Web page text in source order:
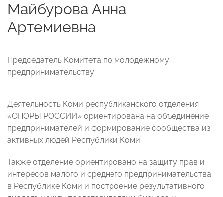
Майбурова Анна
Артемиевна
Председатель Комитета по молодежному
предпринимательству
Деятельность Коми республиканского отделения
«ОПОРЫ РОССИИ» ориентирована на объединение
предпринимателей и формирование сообщества из
активных людей Республики Коми.
Также отделение ориентировано на защиту прав и
интересов малого и среднего предпринимательства
в Республике Коми и построение результативного